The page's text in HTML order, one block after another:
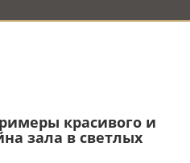
красивого и
зала в светлых